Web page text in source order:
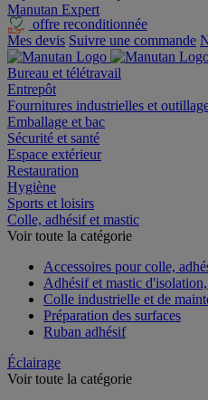
Manutan Expert
offre reconditionnée
Mes devis Suivre une commande
Bureau et télétravail
Entrepôt
Fournitures industrielles et
Emballage et bac
Sécurité et santé
Espace extérieur
Restauration
Hygiène
Sports et loisirs
Colle, adhésif et mastic
Voir toute la catégorie
Accessoires pour colle,
Adhésif et mastic
Colle industrielle et de
Préparation des surfaces
Ruban adhésif
Éclairage
Voir toute la catégorie